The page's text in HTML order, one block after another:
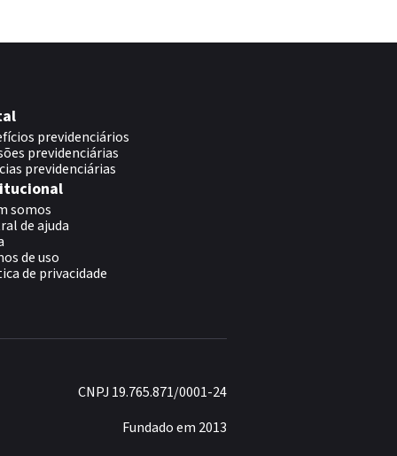
previdenciários
previdenciárias
previdenciárias
somos
de ajuda
de uso
de privacidade
CNPJ 19.765.871/0001-24
Fundado em 2013